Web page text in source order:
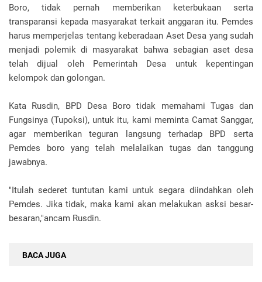
Boro, tidak pernah memberikan keterbukaan serta
transparansi kepada masyarakat terkait anggaran itu. Pemdes
harus memperjelas tentang keberadaan Aset Desa yang sudah
menjadi polemik di masyarakat bahwa sebagian aset desa
telah dijual oleh Pemerintah Desa untuk kepentingan
kelompok dan golongan.
Kata Rusdin, BPD Desa Boro tidak memahami Tugas dan
Fungsinya (Tupoksi), untuk itu, kami meminta Camat Sanggar,
agar memberikan teguran langsung terhadap BPD serta
Pemdes boro yang telah melalaikan tugas dan tanggung
jawabnya.
"Itulah sederet tuntutan kami untuk segara diindahkan oleh
Pemdes. Jika tidak, maka kami akan melakukan asksi besar-
besaran,"ancam Rusdin.
BACA JUGA